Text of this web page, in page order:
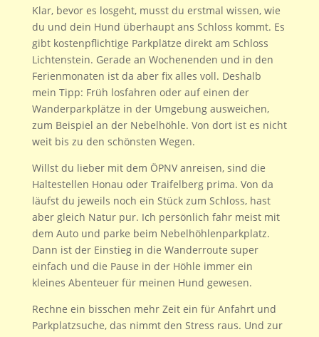
Klar, bevor es losgeht, musst du erstmal wissen, wie
du und dein Hund überhaupt ans Schloss kommt. Es
gibt kostenpflichtige Parkplätze direkt am Schloss
Lichtenstein. Gerade an Wochenenden und in den
Ferienmonaten ist da aber fix alles voll. Deshalb
mein Tipp: Früh losfahren oder auf einen der
Wanderparkplätze in der Umgebung ausweichen,
zum Beispiel an der Nebelhöhle. Von dort ist es nicht
weit bis zu den schönsten Wegen.
Willst du lieber mit dem ÖPNV anreisen, sind die
Haltestellen Honau oder Traifelberg prima. Von da
läufst du jeweils noch ein Stück zum Schloss, hast
aber gleich Natur pur. Ich persönlich fahr meist mit
dem Auto und parke beim Nebelhöhlenparkplatz.
Dann ist der Einstieg in die Wanderroute super
einfach und die Pause in der Höhle immer ein
kleines Abenteuer für meinen Hund gewesen.
Rechne ein bisschen mehr Zeit ein für Anfahrt und
Parkplatzsuche, das nimmt den Stress raus. Und zur